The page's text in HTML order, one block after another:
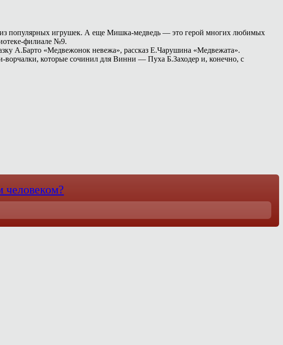
популярных игрушек. А еще Мишка-медведь — это герой многих любимых
филиале №9.
А.Барто «Медвежонок невежа», рассказ Е.Чарушина «Медвежата».
ворчалки, которые сочинил для Винни — Пуха Б.Заходер и, конечно, с
человеком?